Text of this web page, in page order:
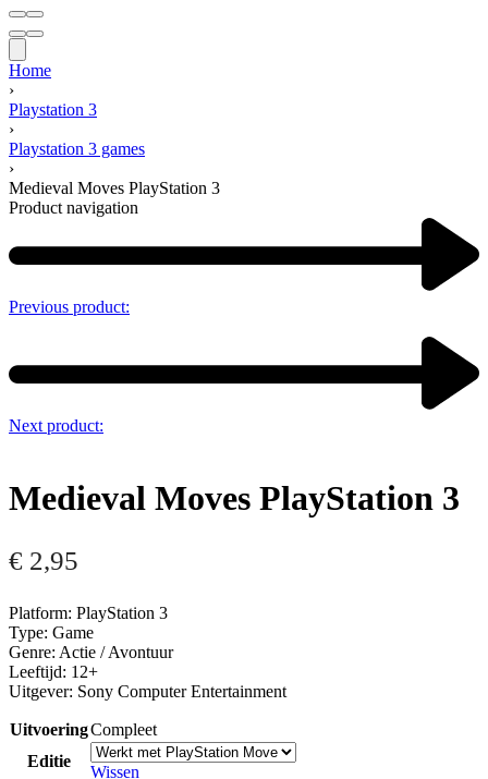
Home
›
Playstation 3
›
Playstation 3 games
›
Medieval Moves PlayStation 3
Product navigation
Previous product:
Next product:
Medieval Moves PlayStation 3
€ 2,95
Platform: PlayStation 3
Type: Game
Genre: Actie / Avontuur
Leeftijd: 12+
Uitgever: Sony Computer Entertainment
UitvoeringCompleet
Editie
Wissen